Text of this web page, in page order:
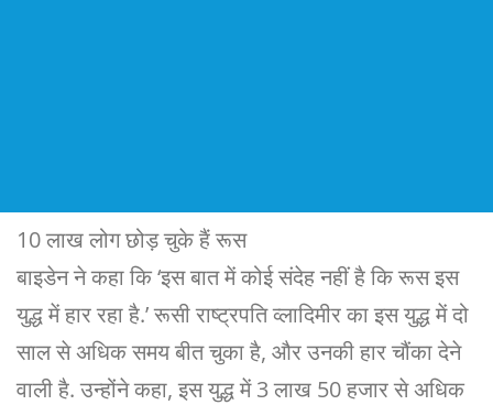
10 लाख लोग छोड़ चुके हैं रूस
बाइडेन ने कहा कि ‘इस बात में कोई संदेह नहीं है कि रूस इस
युद्ध में हार रहा है.’ रूसी राष्ट्रपति व्लादिमीर का इस युद्ध में दो
साल से अधिक समय बीत चुका है, और उनकी हार चौंका देने
वाली है. उन्होंने कहा, इस युद्ध में 3 लाख 50 हजार से अधिक